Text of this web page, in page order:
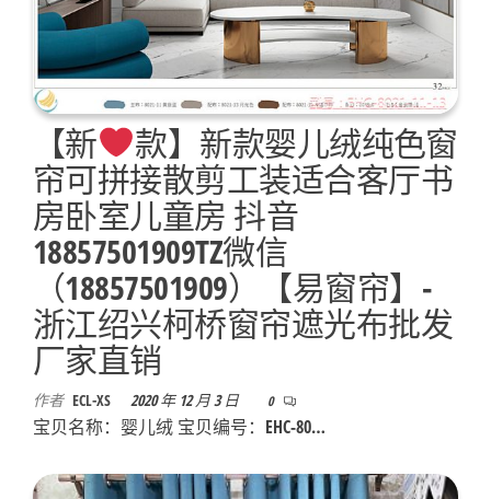
【新
款】新款婴儿绒纯色窗
帘可拼接散剪工装适合客厅书
房卧室儿童房 抖音
18857501909TZ微信
（18857501909）【易窗帘】-
浙江绍兴柯桥窗帘遮光布批发
厂家直销
作者 ECL-XS 2020 年 12 月 3 日 0
宝贝名称：婴儿绒 宝贝编号：EHC-80…